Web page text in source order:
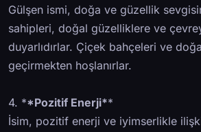
Gülşen ismi, doğa ve güzellik
sahipleri, doğal güzelliklere ve
duyarlıdırlar. Çiçek bahçeleri ve
geçirmekten hoşlanırlar.
4. **Pozitif Enerji**
İsim, pozitif enerji ve iyimserlikle